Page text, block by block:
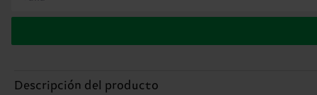
Descripción del producto